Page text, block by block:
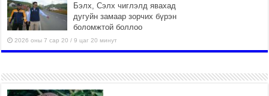
Бэлх, Сэлх чиглэлд явахад
дугуйн замаар зорчих бүрэн
боломжтой боллоо
2026 оны 7 сар 20 / 9 цаг 20 минут
шугам хоолойн ажил 80
хувьтай үргэлжилж байна